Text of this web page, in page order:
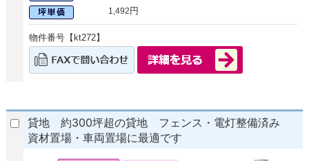
1,492円
物件番号【kt272】
貸地 約300坪超の貸地 フェンス・電灯整備済み
資材置場・車両置場に最適です